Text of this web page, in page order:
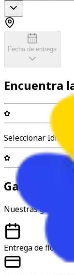
Fecha de entrega
Encuentra
✿
Seleccionar Idioma
✿
Garantía y
Nuestras garantías
Entrega de flores a